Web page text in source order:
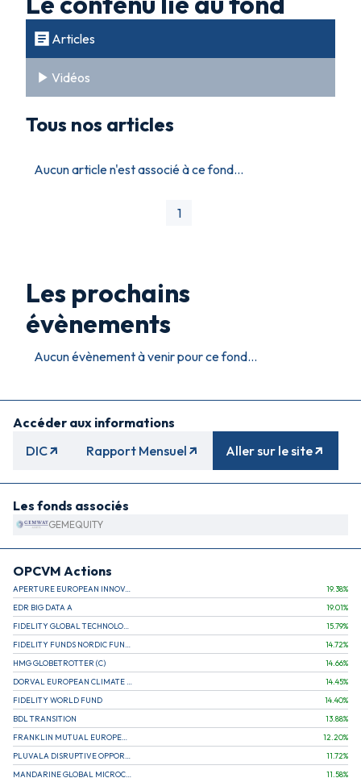
Articles
Vidéos
Tous nos articles
Aucun article n'est associé à ce fond...
1
Les prochains
évènements
Aucun évènement à venir pour ce fond...
Accéder aux informations
DIC
Rapport Mensuel Aller sur le site
Les fonds associés
GEMEQUITY
OPCVM Actions
APERTURE EUROPEAN INNOVATION 19.38%
EDR BIG DATA A
19.01%
15.79%
14.72%
HMG GLOBETROTTER (C)
14.66%
14.45%
FIDELITY WORLD FUND
14.40%
BDL TRANSITION
13.88%
12.20%
11.72%
11.58%